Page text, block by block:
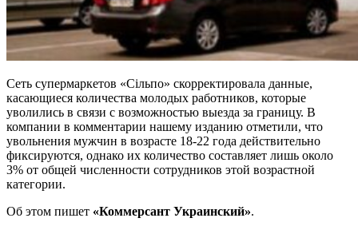
Сеть супермаркетов «Сільпо» скорректировала данные,
касающиеся количества молодых работников, которые
уволились в связи с возможностью выезда за границу. В
компании в комментарии нашему изданию отметили, что
увольнения мужчин в возрасте 18-22 года действительно
фиксируются, однако их количество составляет лишь около
3% от общей численности сотрудников этой возрастной
категории.
Об этом пишет «Коммерсант Украинский».